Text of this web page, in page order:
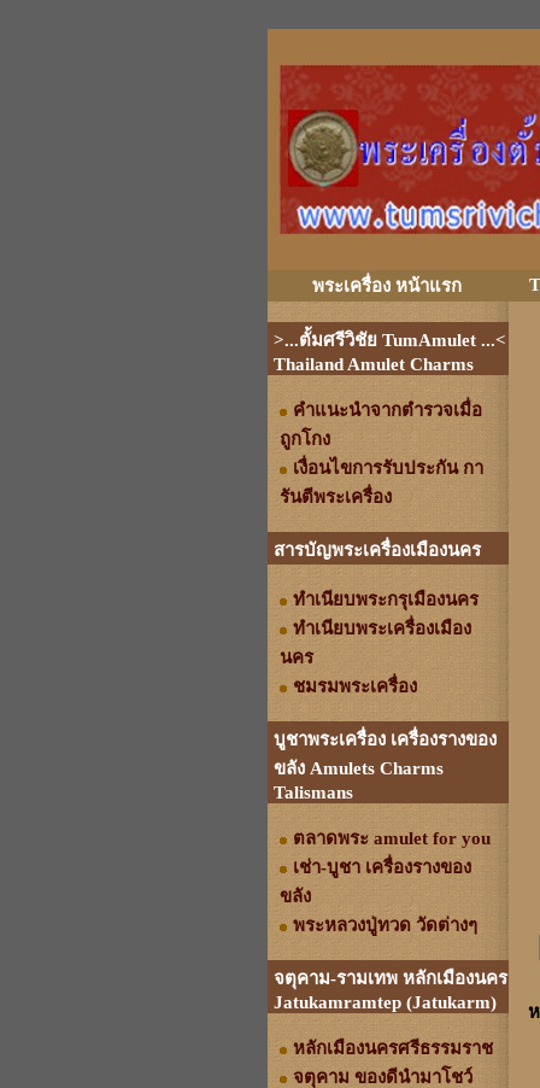
พระเครื่อง หน้าแรก
>...ตั้มศรีวิชัย TumAmulet ...<
Thailand Amulet Charms
คำแนะนำจากตำรวจเมื่อ
ถูกโกง
เงื่อนไขการรับประกัน กา
รันตีพระเครื่อง
สารบัญพระเครื่องเมืองนคร
ทำเนียบพระกรุเมืองนคร
ทำเนียบพระเครื่องเมือง
นคร
ชมรมพระเครื่อง
บูชาพระเครื่อง เครื่องรางของ
ขลัง Amulets Charms
Talismans
ตลาดพระ amulet for you
เช่า-บูชา เครื่องรางของ
ขลัง
พระหลวงปู่ทวด วัดต่างๆ
จตุคาม-รามเทพ หลักเมืองนคร
Jatukamramtep (Jatukarm)
หลักเมืองนครศรีธรรมราช
จตุคาม ของดีนำมาโชว์